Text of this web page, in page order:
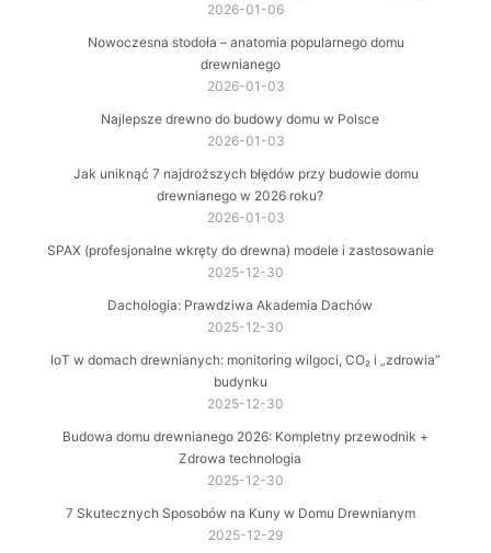
2026-01-06
Nowoczesna stodoła – anatomia popularnego domu
drewnianego
2026-01-03
Najlepsze drewno do budowy domu w Polsce
2026-01-03
Jak uniknąć 7 najdroższych błędów przy budowie domu
drewnianego w 2026 roku?
2026-01-03
SPAX (profesjonalne wkręty do drewna) modele i zastosowanie
2025-12-30
Dachologia: Prawdziwa Akademia Dachów
2025-12-30
IoT w domach drewnianych: monitoring wilgoci, CO₂ i „zdrowia”
budynku
2025-12-30
Budowa domu drewnianego 2026: Kompletny przewodnik +
Zdrowa technologia
2025-12-30
7 Skutecznych Sposobów na Kuny w Domu Drewnianym
2025-12-29